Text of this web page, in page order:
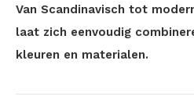
Van Scandinavisch tot
laat zich eenvoudig
kleuren en materialen.